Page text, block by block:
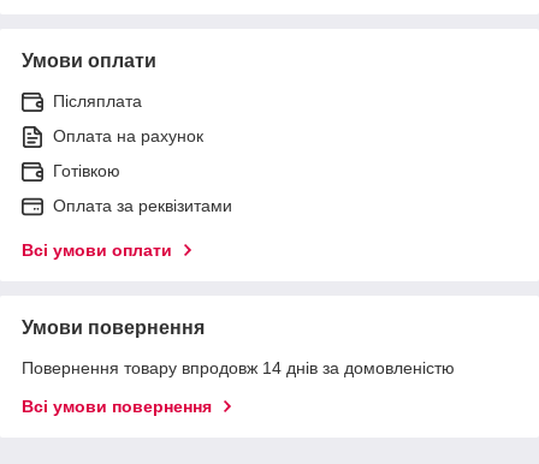
Умови оплати
Післяплата
Оплата на рахунок
Готівкою
Оплата за реквізитами
Всі умови оплати
Умови повернення
Повернення товару впродовж 14 днів за домовленістю
Всі умови повернення